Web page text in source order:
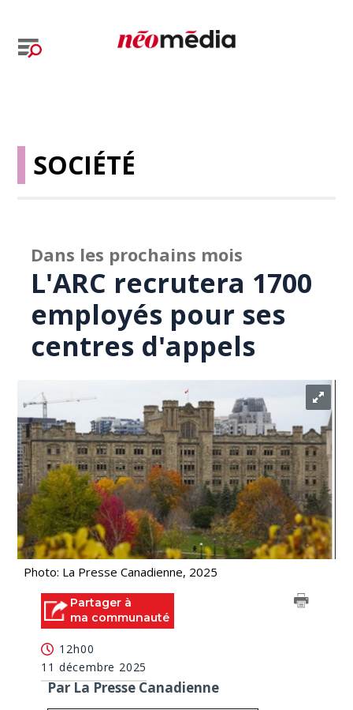
SOCIÉTÉ
Dans les prochains mois
L'ARC recrutera 1700
employés pour ses
centres d'appels
Photo: La Presse Canadienne, 2025
Partager à
ma communauté
12h00
11 décembre 2025
Par La Presse Canadienne